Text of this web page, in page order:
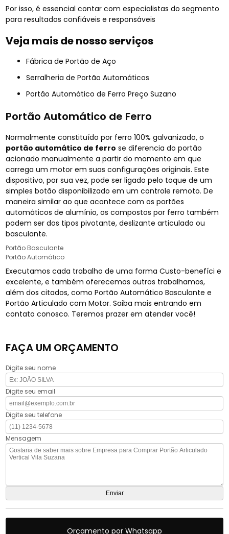
Por isso, é essencial contar com especialistas do segmento
para resultados confiáveis e responsáveis
Veja mais de nosso serviços
Fábrica de Portão de Aço
Serralheria de Portão Automáticos
Portão Automático de Ferro Preço Suzano
Portão Automático de Ferro
Normalmente constituído por ferro 100% galvanizado, o
portão automático de ferro se diferencia do portão
acionado manualmente a partir do momento em que
carrega um motor em suas configurações originais. Este
dispositivo, por sua vez, pode ser ligado pelo toque de um
simples botão disponibilizado em um controle remoto. De
maneira similar ao que acontece com os portões
automáticos de alumínio, os compostos por ferro também
podem ser dos tipos pivotante, deslizante articulado ou
basculante.
Portão Basculante
Portão Automático
Executamos cada trabalho de uma forma Custo-benefíci e
excelente, e também oferecemos outros trabalhamos,
além dos citados, como Portão Automático Basculante e
Portão Articulado com Motor. Saiba mais entrando em
contato conosco. Teremos prazer em atender você!
FAÇA UM ORÇAMENTO
Digite seu nome
Digite seu email
Digite seu telefone
Mensagem
Orçamento por Whatsapp